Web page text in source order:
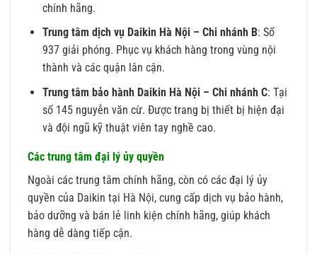
chính hãng.
Trung tâm dịch vụ Daikin Hà Nội – Chi nhánh B: Số
937 giải phóng. Phục vụ khách hàng trong vùng nội
thành và các quận lân cận.
Trung tâm bảo hành Daikin Hà Nội – Chi nhánh C: Tại
số 145 nguyễn văn cừ. Được trang bị thiết bị hiện đại
và đội ngũ kỹ thuật viên tay nghề cao.
Các trung tâm đại lý ủy quyền
Ngoài các trung tâm chính hãng, còn có các đại lý ủy
quyền của Daikin tại Hà Nội, cung cấp dịch vụ bảo hành,
bảo dưỡng và bán lẻ linh kiện chính hãng, giúp khách
hàng dễ dàng tiếp cận.